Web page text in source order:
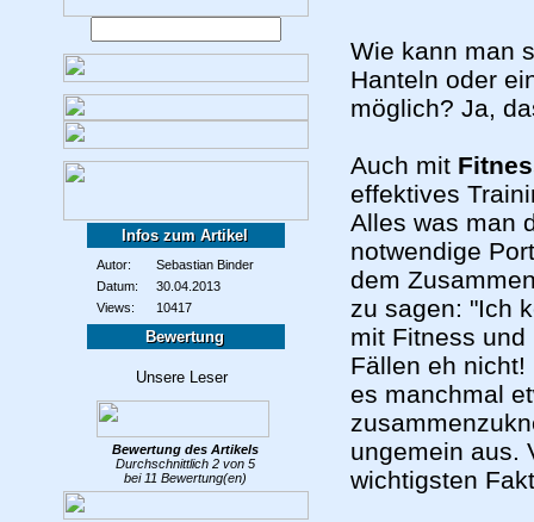
Infos zum Artikel
Autor:
Sebastian Binder
Datum:
30.04.2013
Views:
10417
Bewertung
Bewertung des Artikels
Durchschnittlich 2 von 5
bei 11 Bewertung(en)
Wie kann man
Hanteln oder
möglich? Ja,
Auch mit
effektives
Alles was man
notwendige
dem
zu sagen: "Ich
mit Fitness
Fällen eh
es manchmal
ungemein aus.
wichtigsten